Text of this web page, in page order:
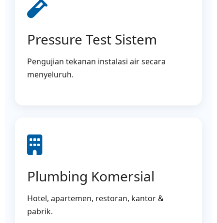
Pressure Test Sistem
Pengujian tekanan instalasi air secara
menyeluruh.
Plumbing Komersial
Hotel, apartemen, restoran, kantor &
pabrik.